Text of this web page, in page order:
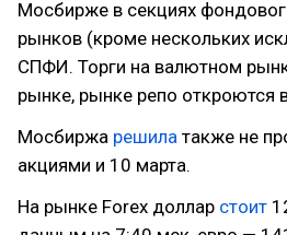
Мосбирже в секциях
рынков (кроме нескольких
СПФИ. Торги на валютном
рынке, рынке репо откроются
Мосбиржа решила также не
акциями и 10 марта.
На рынке Forex доллар стоит